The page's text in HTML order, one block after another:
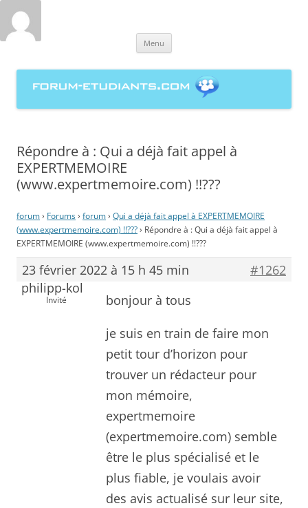
étudiante à la rédaction de
mémoires
Menu
Répondre à : Qui a déjà fait appel à
EXPERTMEMOIRE
(www.expertmemoire.com) !!???
forum› Forums› forum› Qui a déjà fait appel à EXPERTMEMOIRE
(www.expertmemoire.com) !!???› Répondre à : Qui a déjà fait appel à
EXPERTMEMOIRE (www.expertmemoire.com) !!???
23 février 2022 à 15 h 45 min
#1262
philipp-kol
Invité
bonjour à tous
je suis en train de faire mon
petit tour d’horizon pour
trouver un rédacteur pour
mon mémoire,
expertmemoire
(expertmemoire.com) semble
être le plus spécialisé et le
plus fiable, je voulais avoir
des avis actualisé sur leur site,